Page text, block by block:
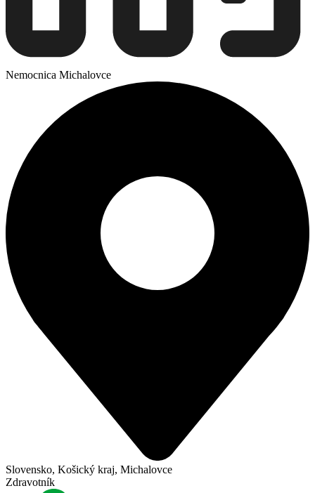
Nemocnica Michalovce
Slovensko, Košický kraj, Michalovce
Zdravotník